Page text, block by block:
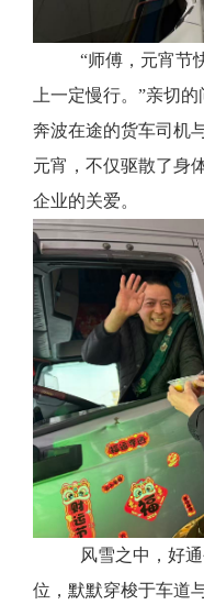
“师傅，元宵节
上一定慢行。”亲切
奔波在途的货车司机
元宵，不仅驱散了身
企业的关爱。
风雪之中，好
位，默默穿梭于车道